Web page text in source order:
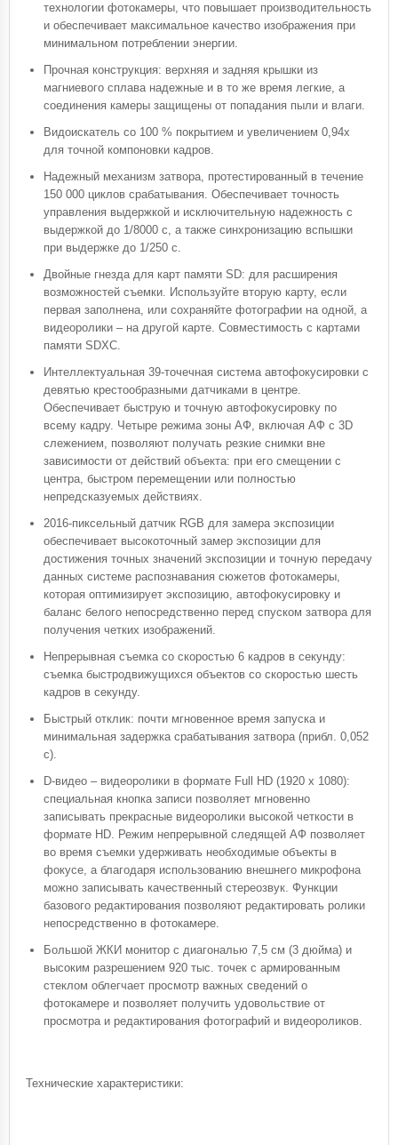
технологии фотокамеры, что повышает производительность
и обеспечивает максимальное качество изображения при
минимальном потреблении энергии.
Прочная конструкция: верхняя и задняя крышки из
магниевого сплава надежные и в то же время легкие, а
соединения камеры защищены от попадания пыли и влаги.
Видоискатель со 100 % покрытием и увеличением 0,94x
для точной компоновки кадров.
Надежный механизм затвора, протестированный в течение
150 000 циклов срабатывания. Обеспечивает точность
управления выдержкой и исключительную надежность с
выдержкой до 1/8000 с, а также синхронизацию вспышки
при выдержке до 1/250 с.
Двойные гнезда для карт памяти SD: для расширения
возможностей съемки. Используйте вторую карту, если
первая заполнена, или сохраняйте фотографии на одной, а
видеоролики – на другой карте. Совместимость с картами
памяти SDXC.
Интеллектуальная 39-точечная система автофокусировки с
девятью крестообразными датчиками в центре.
Обеспечивает быструю и точную автофокусировку по
всему кадру. Четыре режима зоны АФ, включая АФ с 3D
слежением, позволяют получать резкие снимки вне
зависимости от действий объекта: при его смещении с
центра, быстром перемещении или полностью
непредсказуемых действиях.
2016-пиксельный датчик RGB для замера экспозиции
обеспечивает высокоточный замер экспозиции для
достижения точных значений экспозиции и точную передачу
данных системе распознавания сюжетов фотокамеры,
которая оптимизирует экспозицию, автофокусировку и
баланс белого непосредственно перед спуском затвора для
получения четких изображений.
Непрерывная съемка со скоростью 6 кадров в секунду:
съемка быстродвижущихся объектов со скоростью шесть
кадров в секунду.
Быстрый отклик: почти мгновенное время запуска и
минимальная задержка срабатывания затвора (прибл. 0,052
с).
D-видео – видеоролики в формате Full HD (1920 x 1080):
специальная кнопка записи позволяет мгновенно
записывать прекрасные видеоролики высокой четкости в
формате HD. Режим непрерывной следящей АФ позволяет
во время съемки удерживать необходимые объекты в
фокусе, а благодаря использованию внешнего микрофона
можно записывать качественный стереозвук. Функции
базового редактирования позволяют редактировать ролики
непосредственно в фотокамере.
Большой ЖКИ монитор с диагональю 7,5 см (3 дюйма) и
высоким разрешением 920 тыс. точек с армированным
стеклом облегчает просмотр важных сведений о
фотокамере и позволяет получить удовольствие от
просмотра и редактирования фотографий и видеороликов.
Технические характеристики: